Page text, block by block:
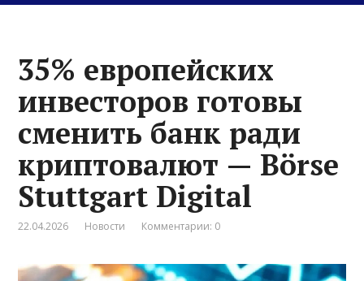
35% европейских
инвесторов готовы
сменить банк ради
криптовалют — Börse
Stuttgart Digital
22.04.2026 Новости Комментарии: 0